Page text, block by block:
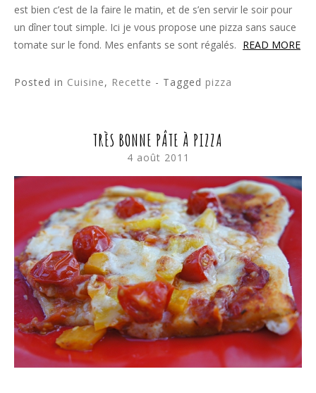
est bien c’est de la faire le matin, et de s’en servir le soir pour
un dîner tout simple. Ici je vous propose une pizza sans sauce
tomate sur le fond. Mes enfants se sont régalés. READ MORE
Posted in Cuisine, Recette - Tagged pizza
TRÈS BONNE PÂTE À PIZZA
4 août 2011